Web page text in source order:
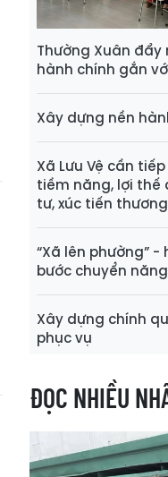
Thường Xuân
hành chính gắn
Xây dựng nền
Xã Lưu Vệ cần
tiềm năng, lợi thế
tư, xúc tiến
“Xã lên phường”
bước chuyển
Xây dựng chính
phục vụ
ĐỌC NHIỀU